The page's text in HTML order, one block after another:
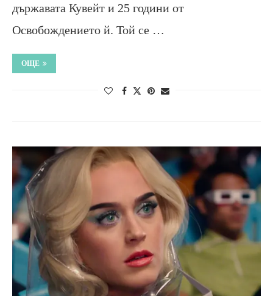
държавата Кувейт и 25 години от
Освобождението й. Той се …
ОЩЕ